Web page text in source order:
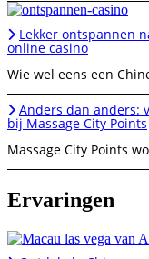
Lekker ontspannen
online casino
Wie wel eens een
Anders dan anders:
bij Massage City Points
Massage City Points
Ervaringen